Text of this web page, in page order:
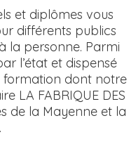
et diplômes vous
différents publics
la personne. Parmi
l’état et dispensé
dont notre
LA FABRIQUE DES
de la Mayenne et la